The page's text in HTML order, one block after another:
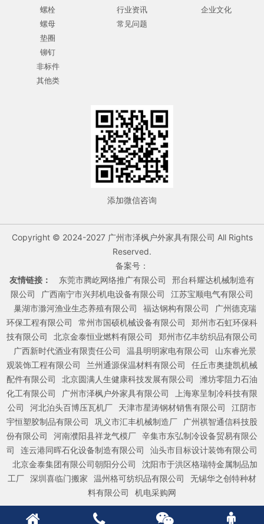
螺栓
螺母
垫圈
铆钉
非标件
其他类
行业资讯
常见问题
企业文化
添加微信咨询
Copyright © 2024-2027 广州市泽枫户外家具有限公司 All Rights
Reserved.
备案号：
友情链接：
东莞市腾屹网络推广有限公司
邢台科耀达机械制造有
限公司
广西南宁市兴邦机电设备有限公司
江苏宝顺电气有限公司
巢湖市滁河渔业生态养殖有限公司
福达钢构有限公司
广州德克瑞
环保工程有限公司
常州市国硕机械设备有限公司
郑州市石虹环保科
技有限公司
北京金泰恒业燃料有限公司
郑州市亿丰纺织品有限公司
广西新时代酒业有限责任公司
温县明明家电有限公司
山东睿光景
观装饰工程有限公司
兰州通源保温材料有限公司
任丘市奥捷凯机械
配件有限公司
北京圆满人生健康科技发展有限公司
潍坊零阻力石油
化工有限公司
广州市泽枫户外家具有限公司
上海寒呈制冷科技有限
公司
河北泊头百博压瓦机厂 天津市星涛钢材销售有限公司
江阴市
宇恒塑胶制品有限公司
巩义市汇丰机械制造厂
广州祺智通信科技股
份有限公司
河南濮阳县祥龙气模厂 辛集市东弘制冷设备贸易有限公
司
连云港同晖石化设备制造有限公司
汕头市目标设计装饰有限公司
北京金泰集团有限公司朝阳分公司
沈阳市于洪区格瑞特金属制品加
工厂 深圳喜临门搬家 温州格可纺织品有限公司
无锡华之创特种材
料有限公司
机电采购网